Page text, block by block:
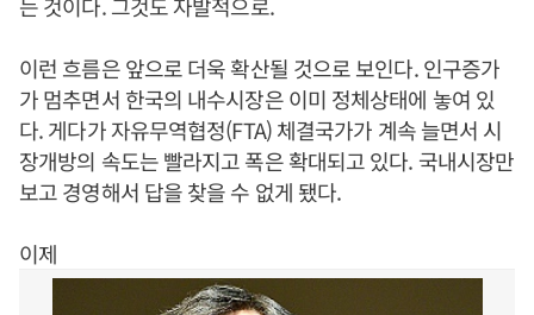
이런 흐름은 앞으로 더욱 확산될 것으로 보인다. 인구증가
가 멈추면서 한국의 내수시장은 이미 정체상태에 놓여 있
다. 게다가 자유무역협정(FTA) 체결국가가 계속 늘면서 시
장개방의 속도는 빨라지고 폭은 확대되고 있다. 국내시장만
보고 경영해서 답을 찾을 수 없게 됐다.
이제